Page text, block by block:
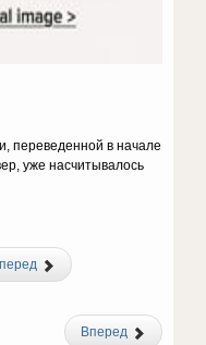
переведенной в начале
уже насчитывалось
Вперед